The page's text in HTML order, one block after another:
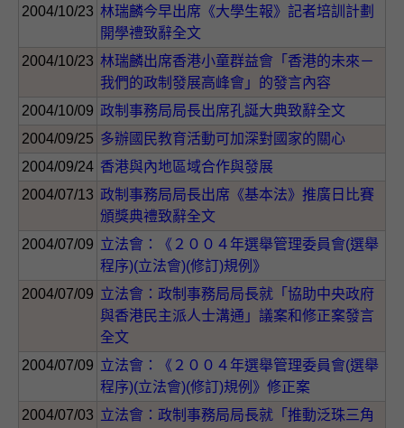
2004/10/23 林瑞麟今早出席《大學生報》記者培訓計劃
開學禮致辭全文
2004/10/23 林瑞麟出席香港小童群益會「香港的未來－
我們的政制發展高峰會」的發言內容
2004/10/09 政制事務局局長出席孔誕大典致辭全文
2004/09/25 多辦國民教育活動可加深對國家的關心
2004/09/24 香港與內地區域合作與發展
2004/07/13 政制事務局局長出席《基本法》推廣日比賽
頒獎典禮致辭全文
2004/07/09 立法會：《２００４年選舉管理委員會(選舉
程序)(立法會)(修訂)規例》
2004/07/09 立法會：政制事務局局長就「協助中央政府
與香港民主派人士溝通」議案和修正案發言
全文
2004/07/09 立法會：《２００４年選舉管理委員會(選舉
程序)(立法會)(修訂)規例》修正案
2004/07/03 立法會：政制事務局局長就「推動泛珠三角